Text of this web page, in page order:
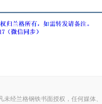
未经兰格钢铁书面授权，任何媒体